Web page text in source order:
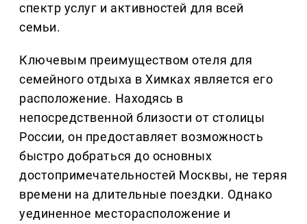
спектр услуг и активностей для всей
семьи.
Ключевым преимуществом отеля для
семейного отдыха в Химках является его
расположение. Находясь в
непосредственной близости от столицы
России, он предоставляет возможность
быстро добраться до основных
достопримечательностей Москвы, не теряя
времени на длительные поездки. Однако
уединенное месторасположение и